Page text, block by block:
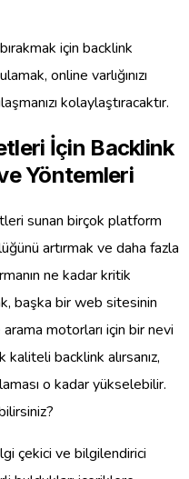
için backlink
online varlığınızı
kolaylaştıracaktır.
İçin Backlink
Yöntemleri
sunan birçok platform
artırmak ve daha fazla
ne kadar kritik
başka bir web sitesinin
motorları için bir nevi
kaliteli backlink alırsanız,
o kadar yükselebilir.
çekici ve bilgilendirici